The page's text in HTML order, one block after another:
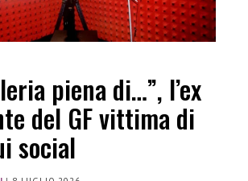
piena di…”, l’ex
del GF vittima di
social